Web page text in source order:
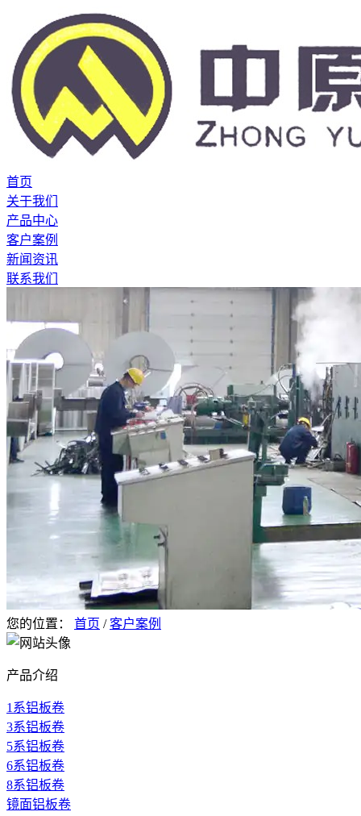
首页
关于我们
产品中心
客户案例
新闻资讯
联系我们
您的位置： 首页 /客户案例
产品介绍
1系铝板卷
3系铝板卷
5系铝板卷
6系铝板卷
8系铝板卷
镜面铝板卷